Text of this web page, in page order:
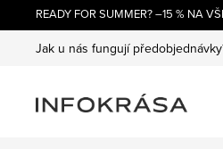
na
obsah
READY FOR SUMMER? –15 % NA
Jak u nás fungují